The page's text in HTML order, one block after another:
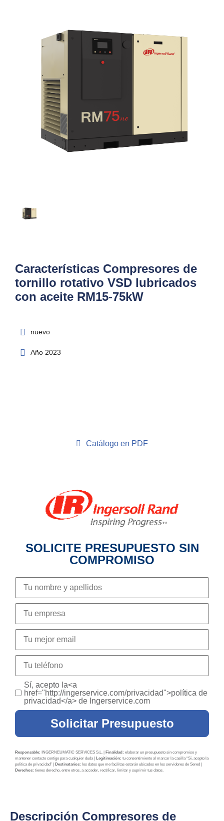
Características Compresores de
tornillo rotativo VSD lubricados
con aceite RM15-75kW
nuevo
Año 2023
Catálogo en PDF
SOLICITE PRESUPUESTO SIN
COMPROMISO
Sí, acepto la<a
href="http://ingerservice.com/privacidad">política de
privacidad</a> de Ingerservice.com
Solicitar Presupuesto
Responsable: INGERNEUMATIC SERVICES S.L. | Finalidad: elaborar un presupuesto sin compromiso y
mantener contacto contigo para cualquier duda | Legitimación: tu consentimiento al marcar la casilla “Sí, acepto la
política de privacidad” | Destinatarios: los datos que me facilitas estarán ubicados en los servidores de Sered |
Derechos: tienes derecho, entre otros, a acceder, rectificar, limitar y suprimir tus datos.
Descripción Compresores de